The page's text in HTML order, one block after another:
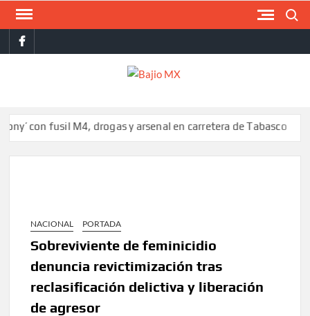
Saltar
contenidofacebook
fusil M4, drogas y arsenal en carretera de Tabasco
NACIONAL PORTADA
Sobreviviente de feminicidio
denuncia revictimización tras
reclasificación delictiva y liberación
de agresor